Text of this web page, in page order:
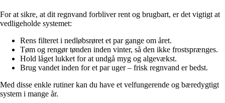
For at sikre, at dit regnvand forbliver rent og brugbart, er det vigtigt at
vedligeholde systemet:
Rens filteret i nedløbsrøret et par gange om året.
Tøm og rengør tønden inden vinter, så den ikke frostsprænges.
Hold låget lukket for at undgå myg og algevækst.
Brug vandet inden for et par uger – frisk regnvand er bedst.
Med disse enkle rutiner kan du have et velfungerende og bæredygtigt
system i mange år.